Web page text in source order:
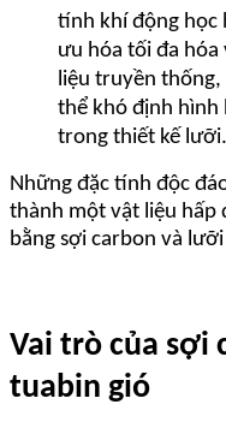
tính khí động học
ưu hóa tối đa hóa
liệu truyền
thể khó định hình
trong thiết kế lưỡi.
Những đặc tính độc
thành một vật liệu hấp
bằng sợi carbon và
Vai trò của sợi
tuabin gió